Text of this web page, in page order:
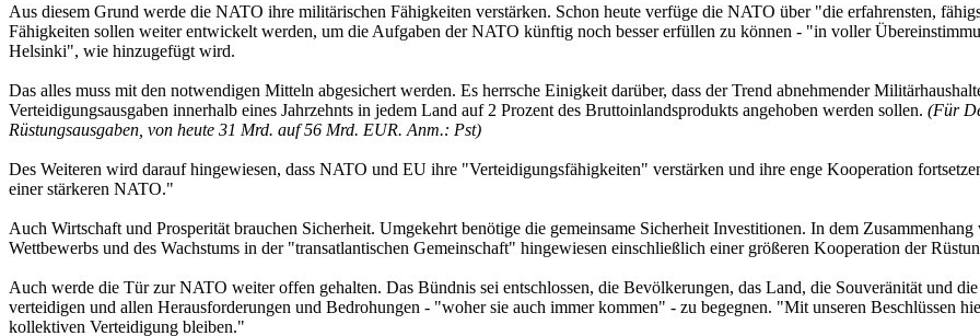
Aus diesem Grund werde die NATO ihre militärischen Fähigkeiten verstärken. Schon heute verfüge die NATO über "die erfahrensten,
Fähigkeiten sollen weiter entwickelt werden, um die Aufgaben der NATO künftig noch besser erfüllen zu können - "in voller
Helsinki", wie hinzugefügt wird.
Das alles muss mit den notwendigen Mitteln abgesichert werden. Es herrsche Einigkeit darüber, dass der Trend abnehmender
Verteidigungsausgaben innerhalb eines Jahrzehnts in jedem Land auf 2 Prozent des Bruttoinlandsprodukts angehoben werden sollen. (Für
Rüstungsausgaben, von heute 31 Mrd. auf 56 Mrd. EUR. Anm.: Pst)
Des Weiteren wird darauf hingewiesen, dass NATO und EU ihre "Verteidigungsfähigkeiten" verstärken und ihre enge Kooperation
einer stärkeren NATO."
Auch Wirtschaft und Prosperität brauchen Sicherheit. Umgekehrt benötige die gemeinsame Sicherheit Investitionen. In dem
Wettbewerbs und des Wachstums in der "transatlantischen Gemeinschaft" hingewiesen einschließlich einer größeren Kooperation der
Auch werde die Tür zur NATO weiter offen gehalten. Das Bündnis sei entschlossen, die Bevölkerungen, das Land, die Souveränität und
verteidigen und allen Herausforderungen und Bedrohungen - "woher sie auch immer kommen" - zu begegnen. "Mit unseren Beschlüssen
kollektiven Verteidigung bleiben."